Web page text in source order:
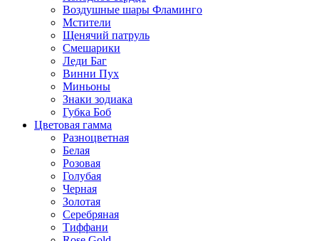
Воздушные шары Фламинго
Мстители
Щенячий патруль
Смешарики
Леди Баг
Винни Пух
Миньоны
Знаки зодиака
Губка Боб
Цветовая гамма
Разноцветная
Белая
Розовая
Голубая
Черная
Золотая
Серебряная
Тиффани